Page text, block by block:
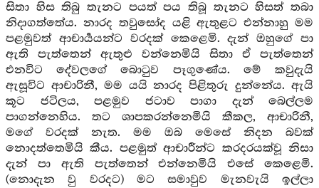
සිතා හිස තිබු තැනට පයත් පය තිබූ තැනට හිසත් තබා
නිදාගත්තේය. නාරද තවුසෝද යළි ඇතුළට එන්නාහු මම
පළමුවත් ආචාර්‍යයන්ට වරදක් කෙළෙමි. දැන් ඔහුගේ පා
ඇති පැත්තෙන් ඇතුළු වන්නෙමියි සිතා ඒ පැත්තෙන්
එනවිට දේවලගේ බොටුව පෑගුණේය. මේ කවුදැයි
ඇසූවිට ආචාරිනී, මම යයි නාරද පිළිතුරු දුන්නේය. ඇයි
කූට ජටිලය, පළමුව ජටාව පාගා දැන් බෙල්ලම
පාගන්නෙහිය. තට ශාපකරන්නෙමියි කීකල, ආචාරිනී,
මගේ වරදක් නැත. මම ඔබ මෙසේ නිදන බවක්
නොදත්තෙමියි කීය. පළමුත් ආචාරීන්ට කරදරයක්වූ නිසා
දැන් පා ඇති පැත්තෙන් එන්නෙමියි එසේ කෙළෙමි.
(නොදැන වු වරදට) මට සමාවුව මැනවැයි ඉල්ලා